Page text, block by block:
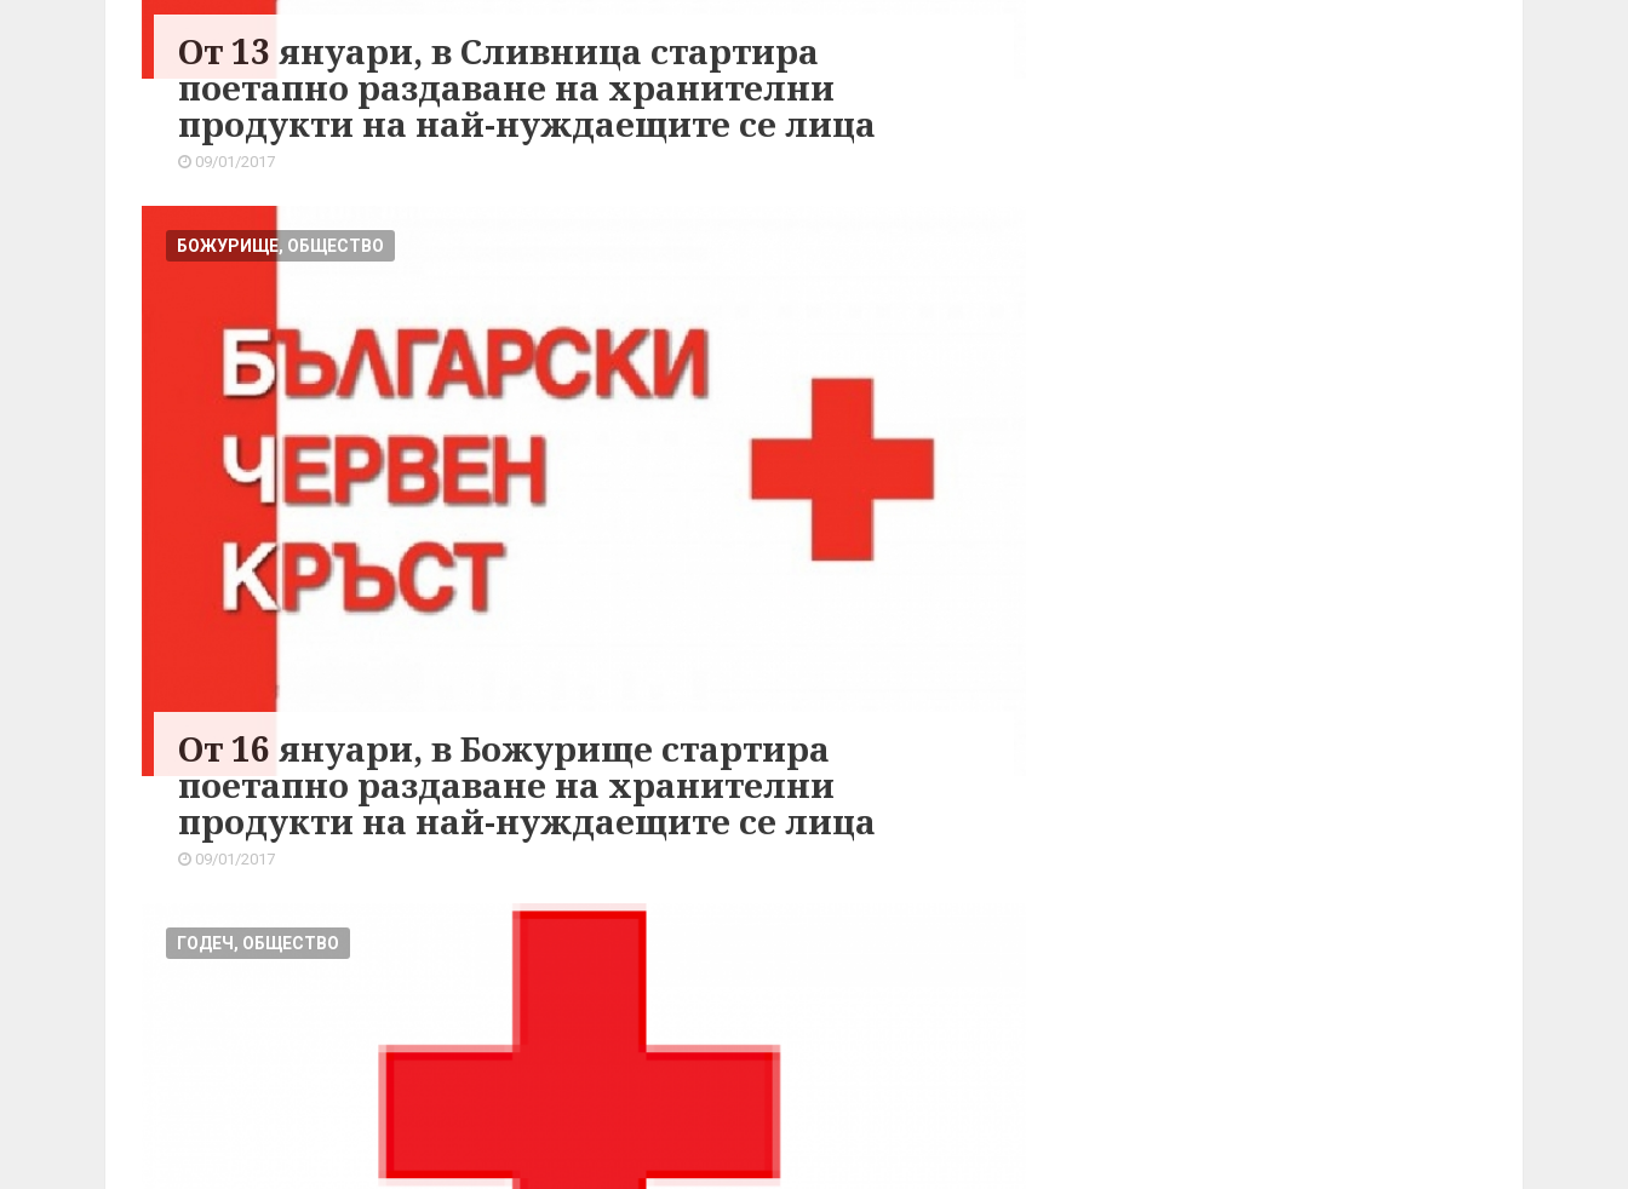
От 13 януари, в Сливница стартира
поетапно раздаване на хранителни
продукти на най-нуждаещите се лица
09/01/2017
БОЖУРИЩЕ, ОБЩЕСТВО
От 16 януари, в Божурище стартира
поетапно раздаване на хранителни
продукти на най-нуждаещите се лица
09/01/2017
ГОДЕЧ, ОБЩЕСТВО